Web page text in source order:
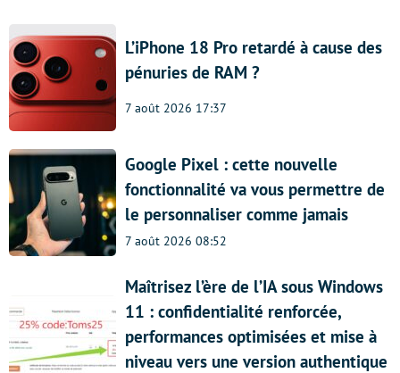
L’iPhone 18 Pro retardé à cause des
pénuries de RAM ?
7 août 2026 17:37
Google Pixel : cette nouvelle
fonctionnalité va vous permettre de
le personnaliser comme jamais
7 août 2026 08:52
Maîtrisez l’ère de l’IA sous Windows
11 : confidentialité renforcée,
performances optimisées et mise à
niveau vers une version authentique